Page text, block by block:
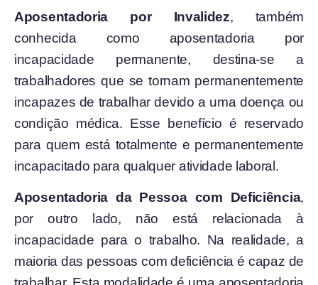
Aposentadoria por Invalidez, também
conhecida como aposentadoria por
incapacidade permanente, destina-se a
trabalhadores que se tornam permanentemente
incapazes de trabalhar devido a uma doença ou
condição médica. Esse benefício é reservado
para quem está totalmente e permanentemente
incapacitado para qualquer atividade laboral.
Aposentadoria da Pessoa com Deficiência,
por outro lado, não está relacionada à
incapacidade para o trabalho. Na realidade, a
maioria das pessoas com deficiência é capaz de